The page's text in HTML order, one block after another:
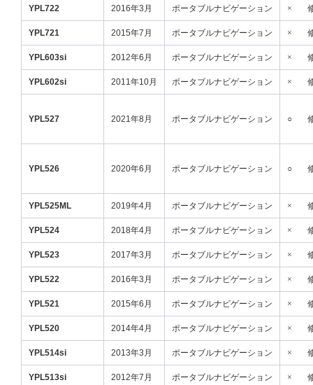
YPL722 2016年3月 ポータブルナビゲーション ×
YPL721 2015年7月 ポータブルナビゲーション ×
YPL603si 2012年6月 ポータブルナビゲーション ×
YPL602si 2011年10月 ポータブルナビゲーション ×
YPL527 2021年8月 ポータブルナビゲーション ○
YPL526 2020年6月 ポータブルナビゲーション ○
YPL525ML 2019年4月 ポータブルナビゲーション ×
YPL524 2018年4月 ポータブルナビゲーション ×
YPL523 2017年3月 ポータブルナビゲーション ×
YPL522 2016年3月 ポータブルナビゲーション ×
YPL521 2015年6月 ポータブルナビゲーション ×
YPL520 2014年4月 ポータブルナビゲーション ×
YPL514si 2013年3月 ポータブルナビゲーション ×
YPL513si 2012年7月 ポータブルナビゲーション ×